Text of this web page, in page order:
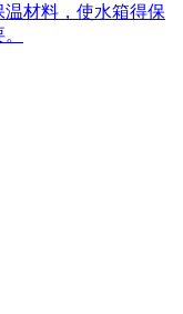
材料，使水箱得保